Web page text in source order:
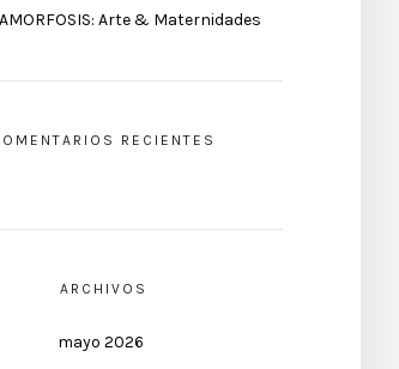
Arte & Maternidades
RECIENTES
ARCHIVOS
mayo 2026